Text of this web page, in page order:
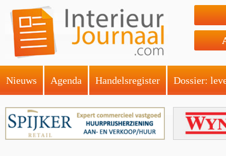
Nieuws Agenda Handelsregister Dossier: